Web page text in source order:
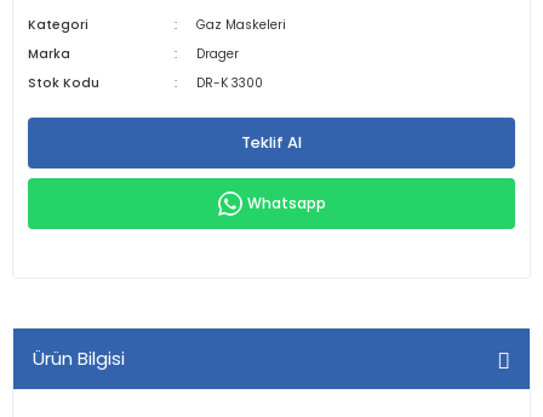
Kategori
Gaz Maskeleri
Marka
Drager
Stok Kodu
DR-K 3300
Teklif Al
Whatsapp
Ürün Bilgisi